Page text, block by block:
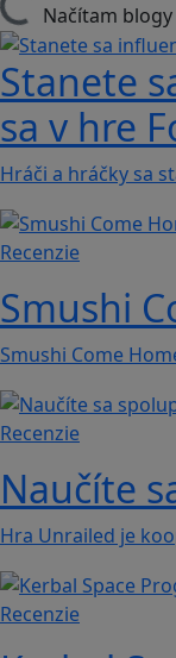
Načítam blogy
Stanete
sa v hre
Hráči a hráčky sa
Recenzie
Smushi
Smushi Come
Recenzie
Naučíte
Hra Unrailed je
Recenzie